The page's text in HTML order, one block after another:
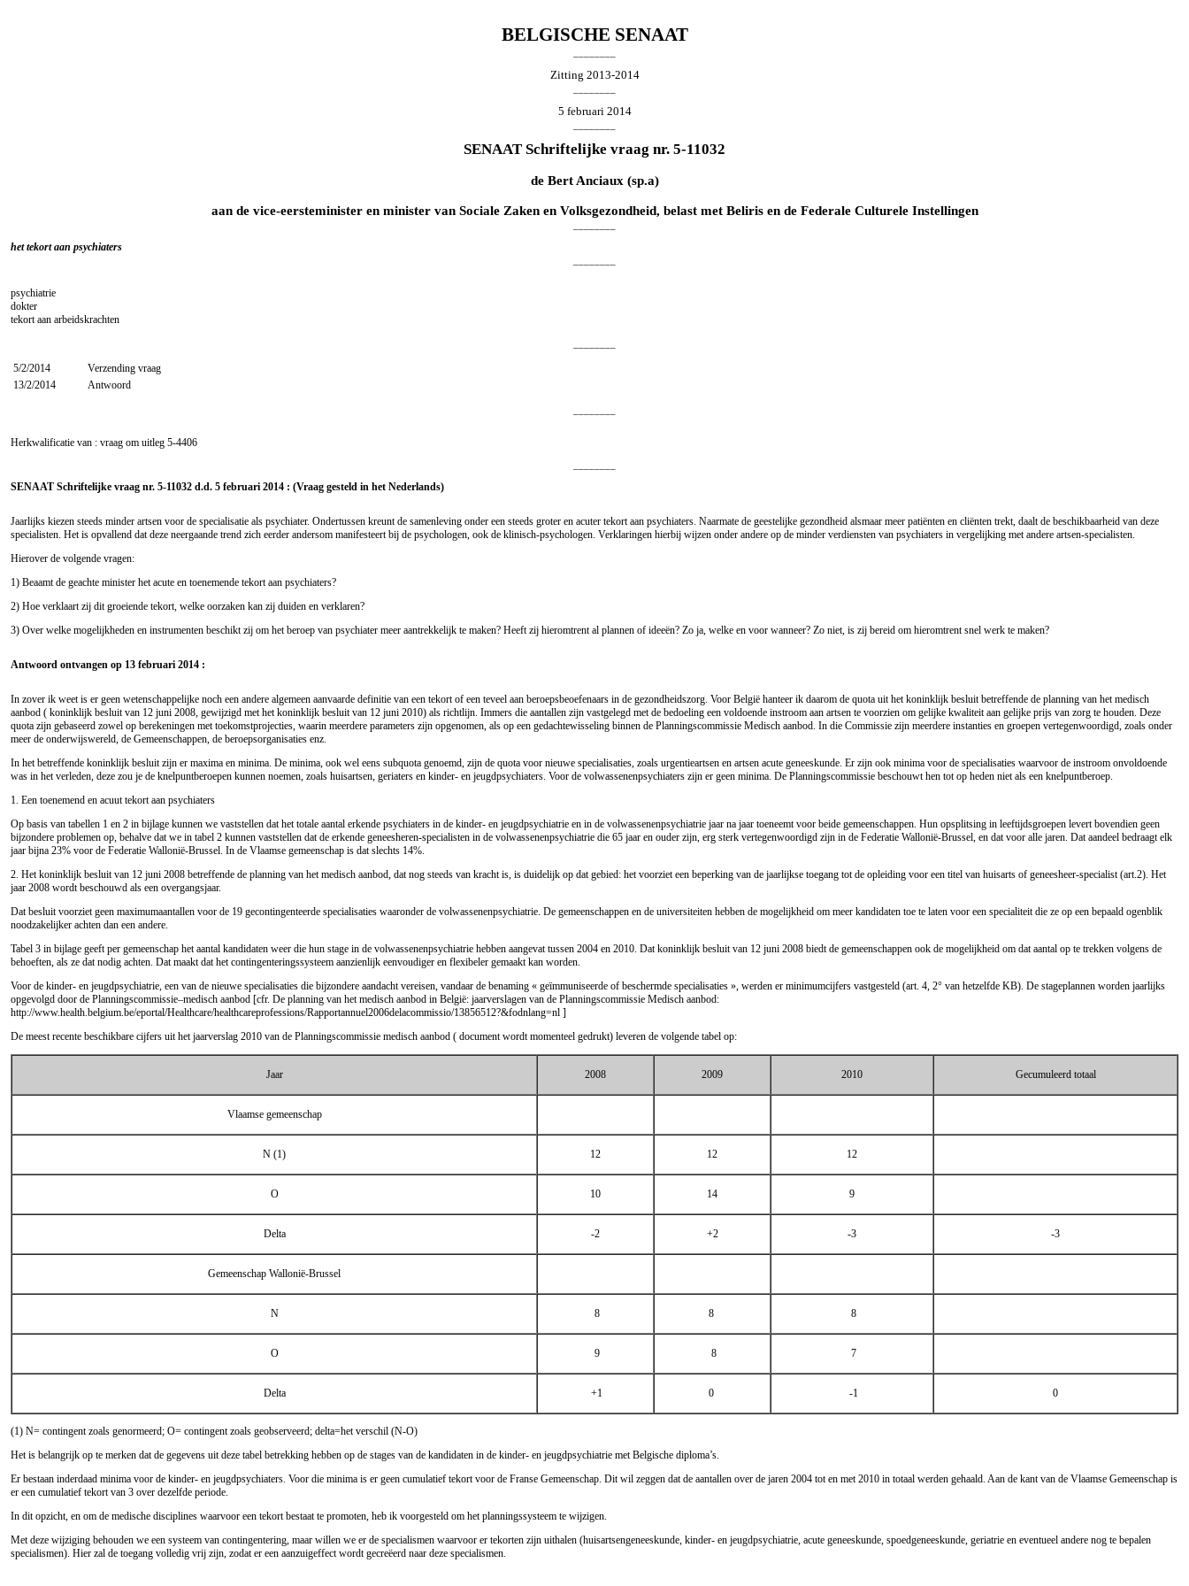
BELGISCHE SENAAT
Zitting 2013-2014
5 februari 2014
SENAAT Schriftelijke vraag nr. 5-11032
de Bert Anciaux (sp.a)
aan de vice-eersteminister en minister van Sociale Zaken en Volksgezondheid, belast met Beliris en de Federale Culturele Instellingen
het tekort aan psychiaters
psychiatrie
dokter
tekort aan arbeidskrachten
5/2/2014
Verzending vraag
13/2/2014
Antwoord
Herkwalificatie van : vraag om uitleg 5-4406
SENAAT Schriftelijke vraag nr. 5-11032 d.d. 5 februari 2014 : (Vraag gesteld in het Nederlands)
Jaarlijks kiezen steeds minder artsen voor de specialisatie als psychiater. Ondertussen kreunt de samenleving onder een steeds groter en acuter tekort aan psychiaters. Naarmate de geestelijke gezondheid alsmaar meer patiënten en cliënten trekt, daalt de beschikbaarheid van deze
specialisten. Het is opvallend dat deze neergaande trend zich eerder andersom manifesteert bij de psychologen, ook de klinisch-psychologen. Verklaringen hierbij wijzen onder andere op de minder verdiensten van psychiaters in vergelijking met andere artsen-specialisten.
Hierover de volgende vragen:
1) Beaamt de geachte minister het acute en toenemende tekort aan psychiaters?
2) Hoe verklaart zij dit groeiende tekort, welke oorzaken kan zij duiden en verklaren?
3) Over welke mogelijkheden en instrumenten beschikt zij om het beroep van psychiater meer aantrekkelijk te maken? Heeft zij hieromtrent al plannen of ideeën? Zo ja, welke en voor wanneer? Zo niet, is zij bereid om hieromtrent snel werk te maken?
Antwoord ontvangen op 13 februari 2014 :
In zover ik weet is er geen wetenschappelijke noch een andere algemeen aanvaarde definitie van een tekort of een teveel aan beroepsbeoefenaars in de gezondheidszorg. Voor België hanteer ik daarom de quota uit het koninklijk besluit betreffende de planning van het medisch
aanbod ( koninklijk besluit van 12 juni 2008, gewijzigd met het koninklijk besluit van 12 juni 2010) als richtlijn. Immers die aantallen zijn vastgelegd met de bedoeling een voldoende instroom aan artsen te voorzien om gelijke kwaliteit aan gelijke prijs van zorg te houden. Deze
quota zijn gebaseerd zowel op berekeningen met toekomstprojecties, waarin meerdere parameters zijn opgenomen, als op een gedachtewisseling binnen de Planningscommissie Medisch aanbod. In die Commissie zijn meerdere instanties en groepen vertegenwoordigd, zoals onder
meer de onderwijswereld, de Gemeenschappen, de beroepsorganisaties enz.
In het betreffende koninklijk besluit zijn er maxima en minima. De minima, ook wel eens subquota genoemd, zijn de quota voor nieuwe specialisaties, zoals urgentieartsen en artsen acute geneeskunde. Er zijn ook minima voor de specialisaties waarvoor de instroom onvoldoende
was in het verleden, deze zou je de knelpuntberoepen kunnen noemen, zoals huisartsen, geriaters en kinder- en jeugdpsychiaters. Voor de volwassenenpsychiaters zijn er geen minima. De Planningscommissie beschouwt hen tot op heden niet als een knelpuntberoep.
1. Een toenemend en acuut tekort aan psychiaters
Op basis van tabellen 1 en 2 in bijlage kunnen we vaststellen dat het totale aantal erkende psychiaters in de kinder- en jeugdpsychiatrie en in de volwassenenpsychiatrie jaar na jaar toeneemt voor beide gemeenschappen. Hun opsplitsing in leeftijdsgroepen levert bovendien geen
bijzondere problemen op, behalve dat we in tabel 2 kunnen vaststellen dat de erkende geneesheren-specialisten in de volwassenenpsychiatrie die 65 jaar en ouder zijn, erg sterk vertegenwoordigd zijn in de Federatie Wallonië-Brussel, en dat voor alle jaren. Dat aandeel bedraagt elk
jaar bijna 23% voor de Federatie Wallonië-Brussel. In de Vlaamse gemeenschap is dat slechts 14%.
2. Het koninklijk besluit van 12 juni 2008 betreffende de planning van het medisch aanbod, dat nog steeds van kracht is, is duidelijk op dat gebied: het voorziet een beperking van de jaarlijkse toegang tot de opleiding voor een titel van huisarts of geneesheer-specialist (art.2). Het
jaar 2008 wordt beschouwd als een overgangsjaar.
Dat besluit voorziet geen maximumaantallen voor de 19 gecontingenteerde specialisaties waaronder de volwassenenpsychiatrie. De gemeenschappen en de universiteiten hebben de mogelijkheid om meer kandidaten toe te laten voor een specialiteit die ze op een bepaald ogenblik
noodzakelijker achten dan een andere.
Tabel 3 in bijlage geeft per gemeenschap het aantal kandidaten weer die hun stage in de volwassenenpsychiatrie hebben aangevat tussen 2004 en 2010. Dat koninklijk besluit van 12 juni 2008 biedt de gemeenschappen ook de mogelijkheid om dat aantal op te trekken volgens de
behoeften, als ze dat nodig achten. Dat maakt dat het contingenteringssysteem aanzienlijk eenvoudiger en flexibeler gemaakt kan worden.
Voor de kinder- en jeugdpsychiatrie, een van de nieuwe specialisaties die bijzondere aandacht vereisen, vandaar de benaming « geïmmuniseerde of beschermde specialisaties », werden er minimumcijfers vastgesteld (art. 4, 2° van hetzelfde KB). De stageplannen worden jaarlijks
opgevolgd door de Planningscommissie–medisch aanbod [cfr. De planning van het medisch aanbod in België: jaarverslagen van de Planningscommissie Medisch aanbod:
http://www.health.belgium.be/eportal/Healthcare/healthcareprofessions/Rapportannuel2006delacommissio/13856512?&fodnlang=nl ]
De meest recente beschikbare cijfers uit het jaarverslag 2010 van de Planningscommissie medisch aanbod ( document wordt momenteel gedrukt) leveren de volgende tabel op:
Jaar 2008 2009 2010 Gecumuleerd totaal
Vlaamse gemeenschap
N (1) 12 12 12
O 10 14 9
Delta -2 +2 -3 -3
Gemeenschap Wallonië-Brussel
N 8 8 8
O 9 8 7
Delta +1 0 -1 0
(1) N= contingent zoals genormeerd; O= contingent zoals geobserveerd; delta=het verschil (N-O)
Het is belangrijk op te merken dat de gegevens uit deze tabel betrekking hebben op de stages van de kandidaten in de kinder- en jeugdpsychiatrie met Belgische diploma’s.
Er bestaan inderdaad minima voor de kinder- en jeugdpsychiaters. Voor die minima is er geen cumulatief tekort voor de Franse Gemeenschap. Dit wil zeggen dat de aantallen over de jaren 2004 tot en met 2010 in totaal werden gehaald. Aan de kant van de Vlaamse Gemeenschap is
er een cumulatief tekort van 3 over dezelfde periode.
In dit opzicht, en om de medische disciplines waarvoor een tekort bestaat te promoten, heb ik voorgesteld om het planningssysteem te wijzigen.
Met deze wijziging behouden we een systeem van contingentering, maar willen we er de specialismen waarvoor er tekorten zijn uithalen (huisartsengeneeskunde, kinder- en jeugdpsychiatrie, acute geneeskunde, spoedgeneeskunde, geriatrie en eventueel andere nog te bepalen
specialismen). Hier zal de toegang volledig vrij zijn, zodat er een aanzuigeffect wordt gecreëerd naar deze specialismen.